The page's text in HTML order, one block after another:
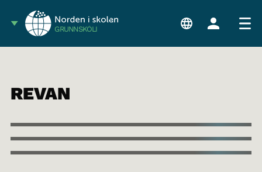
GRUNNSKÓLI
REVAN